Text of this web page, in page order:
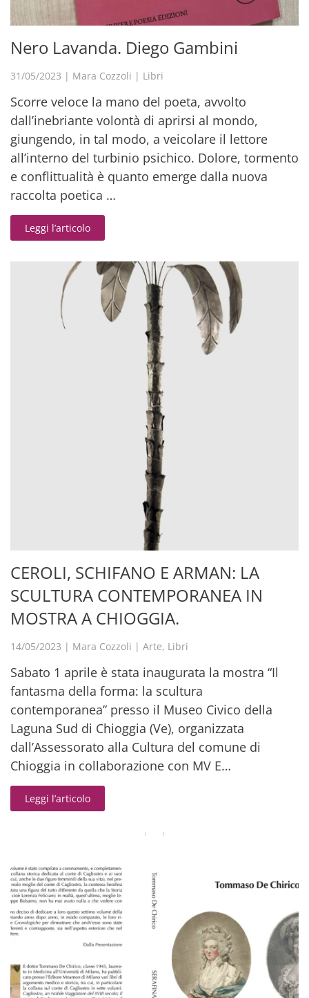
Nero Lavanda. Diego Gambini
31/05/2023 | Mara Cozzoli | Libri
Scorre veloce la mano del poeta, avvolto
dall’inebriante volontà di aprirsi al mondo,
giungendo, in tal modo, a veicolare il lettore
all’interno del turbinio psichico. Dolore, tormento
e conflittualità è quanto emerge dalla nuova
raccolta poetica …
Leggi l’articolo
CEROLI, SCHIFANO E ARMAN: LA
SCULTURA CONTEMPORANEA IN
MOSTRA A CHIOGGIA.
14/05/2023 | Mara Cozzoli | Arte, Libri
Sabato 1 aprile è stata inaugurata la mostra “Il
fantasma della forma: la scultura
contemporanea” presso il Museo Civico della
Laguna Sud di Chioggia (Ve), organizzata
dall’Assessorato alla Cultura del comune di
Chioggia in collaborazione con MV E…
Leggi l’articolo